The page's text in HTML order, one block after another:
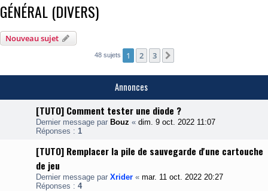
GÉNÉRAL (DIVERS)
Nouveau sujet
48 sujets 1 2 3
Annonces
[TUTO] Comment tester une diode ?
Dernier message par Bouz « dim. 9 oct. 2022 11:07
Réponses : 1
[TUTO] Remplacer la pile de sauvegarde d'une cartouche
de jeu
Dernier message par Xrider « mar. 11 oct. 2022 20:27
Réponses : 4